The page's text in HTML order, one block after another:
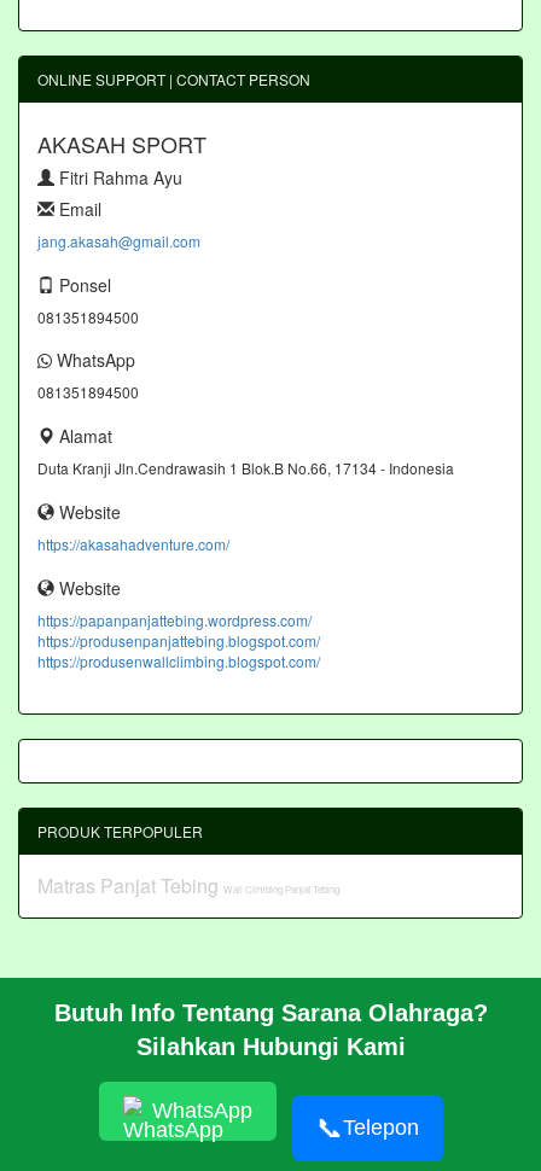
ONLINE SUPPORT | CONTACT PERSON
AKASAH SPORT
Fitri Rahma Ayu
Email
jang.akasah@gmail.com
Ponsel
081351894500
WhatsApp
081351894500
Alamat
Duta Kranji Jln.Cendrawasih 1 Blok.B No.66, 17134 - Indonesia
Website
https://akasahadventure.com/
Website
https://papanpanjattebing.wordpress.com/
https://produsenpanjattebing.blogspot.com/
https://produsenwallclimbing.blogspot.com/
Butuh Info Tentang Sarana Olahraga?
Silahkan Hubungi Kami
WhatsApp
📞Telepon
PRODUK TERPOPULER
Matras Panjat Tebing Wall Climbing Panjat Tebing
CARA PESAN
HUBUNGI KAMI
Pembangunan Wall Climbing Di PPLP Banten